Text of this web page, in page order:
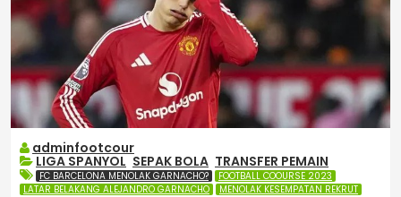
adminfootcour
LIGA SPANYOL SEPAK BOLA TRANSFER PEMAIN
FC BARCELONA MENOLAK GARNACHO?
FOOTBALL COOURSE 2023
LATAR BELAKANG ALEJANDRO GARNACHO
MENOLAK KESEMPATAN REKRUT